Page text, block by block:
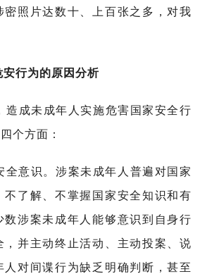
密照片达数十、上百张之多，对我
行为的原因分析
造成未成年人实施危害国家安全行
个方面：
意识。涉案未成年人普遍对国家
不了解、不掌握国家安全知识和有
数涉案未成年人能够意识到自身行
，并主动终止活动、主动投案、说
人对间谍行为缺乏明确判断，甚至